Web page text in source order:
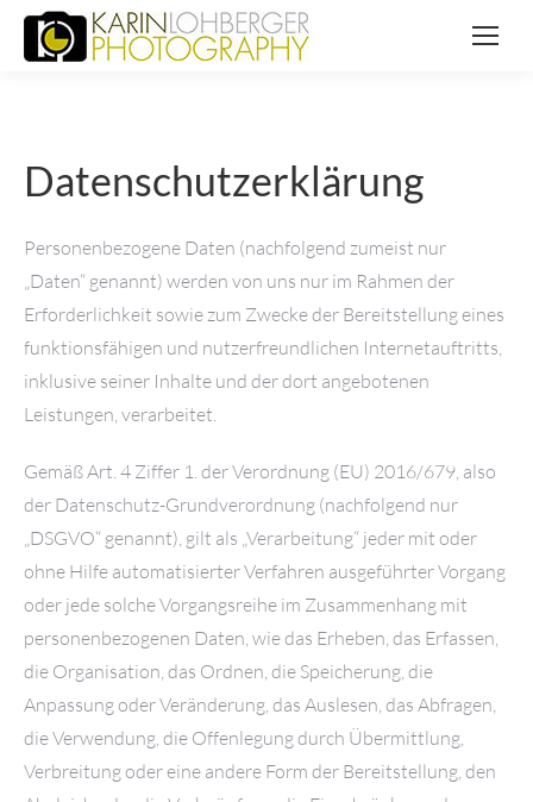
Datenschutzerklärung
Personenbezogene Daten (nachfolgend zumeist nur
„Daten“ genannt) werden von uns nur im Rahmen der
Erforderlichkeit sowie zum Zwecke der Bereitstellung eines
funktionsfähigen und nutzerfreundlichen Internetauftritts,
inklusive seiner Inhalte und der dort angebotenen
Leistungen, verarbeitet.
Gemäß Art. 4 Ziffer 1. der Verordnung (EU) 2016/679, also
der Datenschutz-Grundverordnung (nachfolgend nur
„DSGVO“ genannt), gilt als „Verarbeitung“ jeder mit oder
ohne Hilfe automatisierter Verfahren ausgeführter Vorgang
oder jede solche Vorgangsreihe im Zusammenhang mit
personenbezogenen Daten, wie das Erheben, das Erfassen,
die Organisation, das Ordnen, die Speicherung, die
Anpassung oder Veränderung, das Auslesen, das Abfragen,
die Verwendung, die Offenlegung durch Übermittlung,
Verbreitung oder eine andere Form der Bereitstellung, den